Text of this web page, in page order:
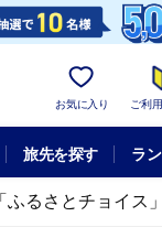
お気に入り ご利
旅先を探す ラ
「ふるさとチョイス